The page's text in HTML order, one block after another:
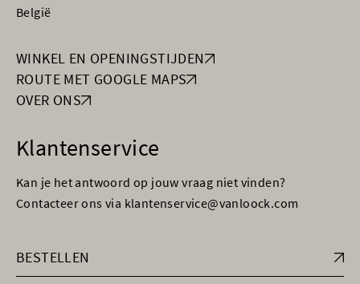
België
WINKEL EN OPENINGSTIJDEN
ROUTE MET GOOGLE MAPS
OVER ONS
Klantenservice
Kan je het antwoord op jouw vraag niet vinden?
Contacteer ons via klantenservice@vanloock.com
BESTELLEN